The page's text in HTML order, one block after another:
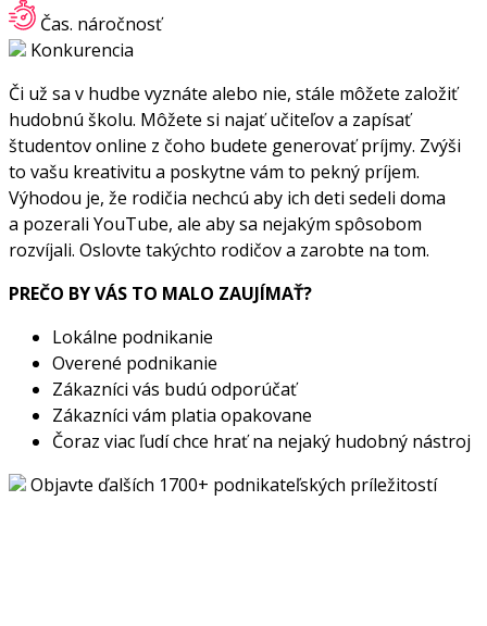
Čas. náročnosť
Konkurencia
Či už sa v hudbe vyznáte alebo nie, stále môžete založiť
hudobnú školu. Môžete si najať učiteľov a zapísať
študentov online z čoho budete generovať príjmy. Zvýši
to vašu kreativitu a poskytne vám to pekný príjem.
Výhodou je, že rodičia nechcú aby ich deti sedeli doma
a pozerali YouTube, ale aby sa nejakým spôsobom
rozvíjali. Oslovte takýchto rodičov a zarobte na tom.
PREČO BY VÁS TO MALO ZAUJÍMAŤ?
Lokálne podnikanie
Overené podnikanie
Zákazníci vás budú odporúčať
Zákazníci vám platia opakovane
Čoraz viac ľudí chce hrať na nejaký hudobný nástroj
Objavte ďalších 1700+ podnikateľských príležitostí